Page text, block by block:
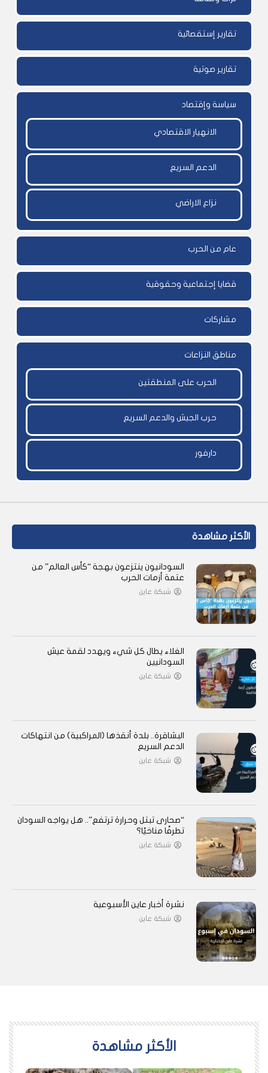
تقارير إستقصائية
تقارير صوتية
سياسة وإقتصاد
الانهيار الاقتصادي
الدعم السريع
نزاع الاراضي
عام من الحرب
قضايا إجتماعية وحقوقية
مشاركات
مناطق النزاعات
الحرب على المنطقتين
حرب الجيش والدعم السريع
دارفور
الأكثر مشاهدة
السودانيون ينتزعون بهجة “كأس العالم” من
عتمة أزمات الحرب
شبكة عاين
الغلاء يطال كل شيء ويهدد لقمة عيش
السودانيين
شبكة عاين
البشاقرة.. بلدة أنقذها (المراكبية) من انتهاكات
الدعم السريع
شبكة عاين
“صحارى تبتل وحرارة ترتفع”.. هل يواجه السودان
تطرفًا مناخيًا؟
شبكة عاين
نشرة أخبار عاين الأسبوعية
شبكة عاين
اﻷكثر مشاهدة